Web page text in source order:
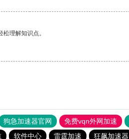
理解知识点。
狗急加速器官网 免费vqn外网加速
软件中心 雷霆加速 狂飙加速器